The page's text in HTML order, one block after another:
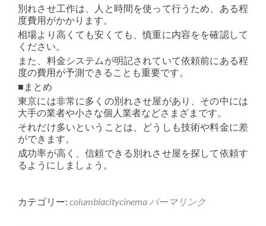
別れさせ工作は、人と時間を使って行うため、ある程
度費用がかかります。
相場より高くても安くても、慎重に内容をを確認して
ください。
また、料金システムが明記されていて依頼前にある程
度の費用が予測できることも重要です。
■まとめ
東京には非常に多くの別れさせ屋があり、その中には
大手の業者や小さな個人業者などさまざまです。
それだけ多いということは、どうしも技術や料金に差
ができます。
成功率が高く、信頼できる別れさせ屋を探して依頼す
るようにしましょう。
カテゴリー: columbiacitycinema パーマリンク